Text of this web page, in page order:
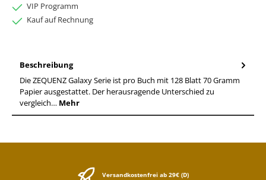
VIP Programm
Kauf auf Rechnung
Beschreibung
Die ZEQUENZ Galaxy Serie ist pro Buch mit 128 Blatt 70 Gramm
Papier ausgestattet. Der herausragende Unterschied zu
vergleich… Mehr
Versandkostenfrei ab 29€ (D)